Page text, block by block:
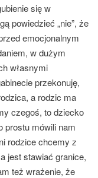
się w
powiedzieć „nie”, że
emocjonalnym
w dużym
własnymi
przekonuję,
a rodzic ma
czegoś, to dziecko
prostu mówili nam
rodzice chcemy z
jest stawiać granice,
też wrażenie, że